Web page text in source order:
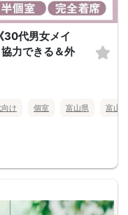
30代男女メイ
力できる＆外
け 個室 富山県 富山市